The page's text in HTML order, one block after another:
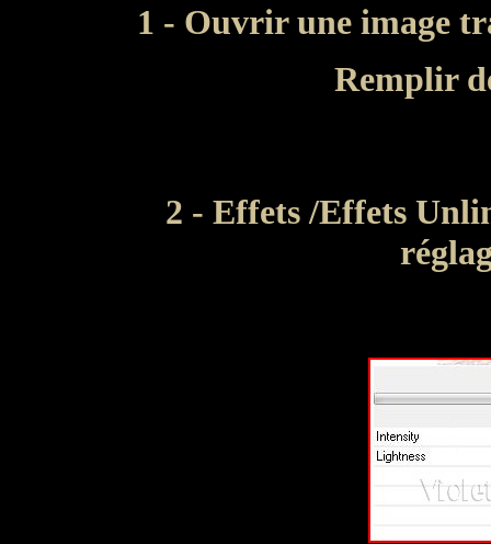
1 - Ouvrir une image
Remplir
2 - Effets /Effets